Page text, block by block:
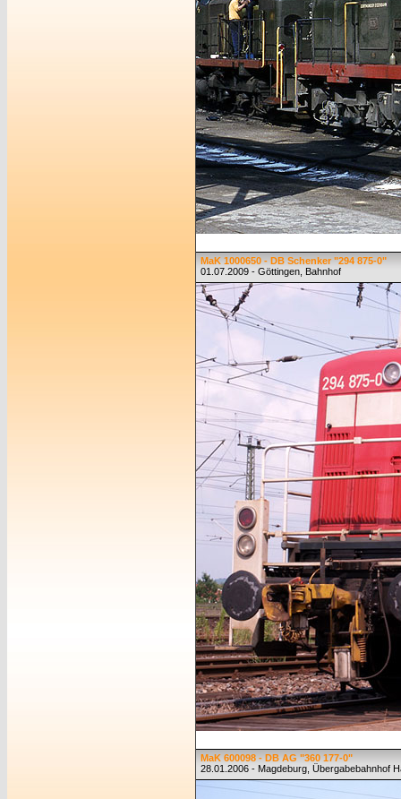
MaK 1000650 - DB Schenker "294 875-0"
01.07.2009 - Göttingen, Bahnhof
MaK 600098 - DB AG "360 177-0"
28.01.2006 - Magdeburg, Übergabebahnhof